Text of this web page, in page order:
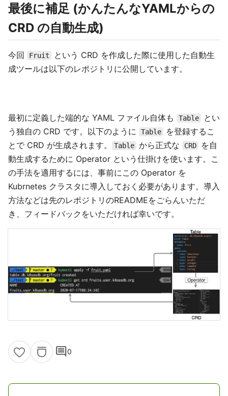
最後に補足 (かんたんなYAMLからの
CRD の自動生成)
今回 Fruit
という CRD を作成した際に使用した自動生
成ツールは以下のレポジトリに公開しています。
最初に定義した端的な YAML ファイル自体も Table
とい
う独自の CRD です。以下のように
Table
を登録するこ
とで CRD が生成されます。
Table から正式な CRD
を自
動生成するために Operator という仕掛けを使います。こ
の手法を適用するには、事前にこの Operator を
Kubrnetes クラスタに導入しておく必要があります。導入
方法などは先のレポジトリのREADMEをごらんいただ
き、フィードバックをいただければ幸いです。
comment0